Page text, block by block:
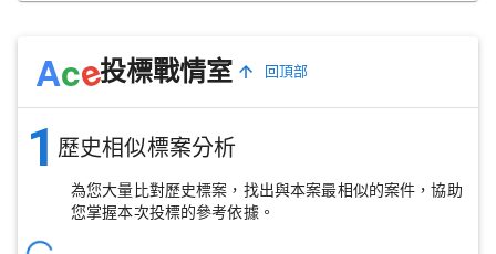
Ace投標戰情室 回頂部
1 歷史相似標案分析
為您大量比對歷史標案，找出與本案最相似的案件，協助
您掌握本次投標的參考依據。